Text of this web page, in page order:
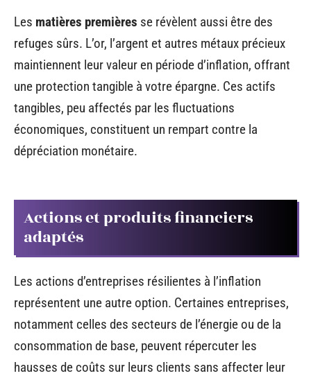
Les matières premières se révèlent aussi être des
refuges sûrs. L’or, l’argent et autres métaux précieux
maintiennent leur valeur en période d’inflation, offrant
une protection tangible à votre épargne. Ces actifs
tangibles, peu affectés par les fluctuations
économiques, constituent un rempart contre la
dépréciation monétaire.
Actions et produits financiers
adaptés
Les actions d’entreprises résilientes à l’inflation
représentent une autre option. Certaines entreprises,
notamment celles des secteurs de l’énergie ou de la
consommation de base, peuvent répercuter les
hausses de coûts sur leurs clients sans affecter leur